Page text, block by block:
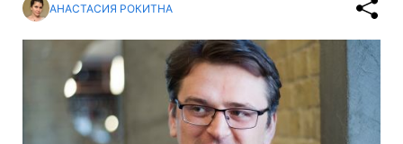
АНАСТАСИЯ РОКИТНА